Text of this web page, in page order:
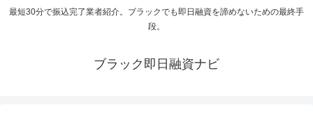
最短30分で振込完了業者紹介。ブラックでも即日融資を諦めないための最終手
段。
ブラック即日融資ナビ